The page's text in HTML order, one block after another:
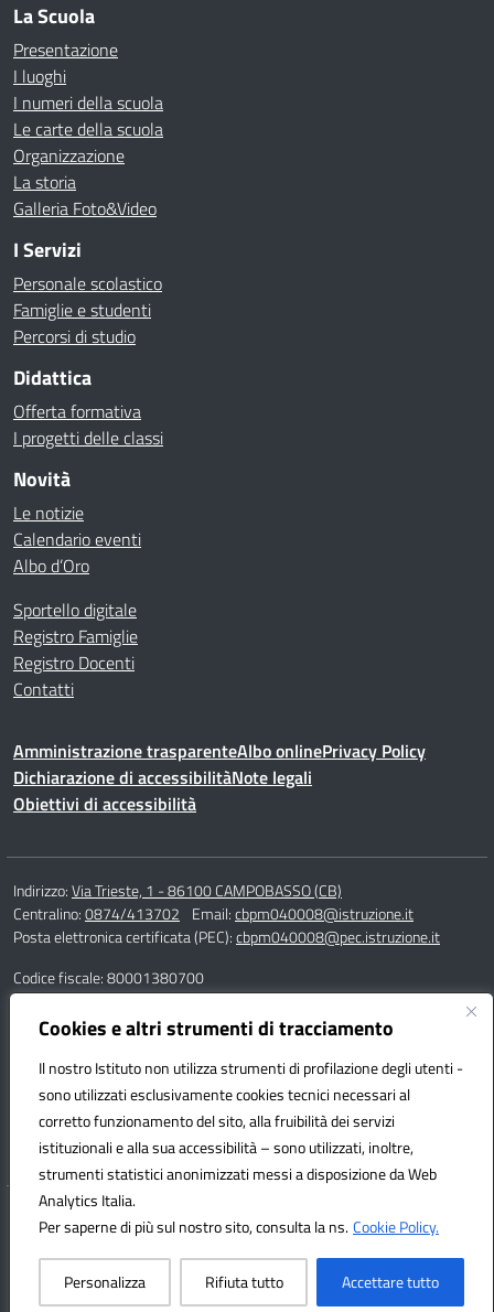
Cookies e altri strumenti di tracciamento
Il nostro Istituto non utilizza strumenti di profilazione degli utenti -
sono utilizzati esclusivamente cookies tecnici necessari al
corretto funzionamento del sito, alla fruibilità dei servizi
istituzionali e alla sua accessibilità – sono utilizzati, inoltre,
strumenti statistici anonimizzati messi a disposizione da Web
Analytics Italia.
Per saperne di più sul nostro sito, consulta la ns.Cookie Policy.
Personalizza Rifiuta tutto Accettare tutto
La Scuola
Presentazione
I luoghi
I numeri della scuola
Le carte della scuola
Organizzazione
La storia
Galleria Foto&Video
I Servizi
Personale scolastico
Famiglie e studenti
Percorsi di studio
Didattica
Offerta formativa
I progetti delle classi
Novità
Le notizie
Calendario eventi
Albo d’Oro
Sportello digitale
Registro Famiglie
Registro Docenti
Contatti
Amministrazione trasparenteAlbo onlinePrivacy Policy
Dichiarazione di accessibilitàNote legali
Obiettivi di accessibilità
Indirizzo:Via Trieste, 1 - 86100 CAMPOBASSO (CB)
Centralino:0874/413702 Email:cbpm040008@istruzione.it
Posta elettronica certificata (PEC):cbpm040008@pec.istruzione.it
Codice fiscale: 80001380700
Codice meccanografico:CBPM040008
Codice Indice delle Pubbliche Amministrazioni (IPA): istsc_cbpm040008
Responsabile della trasmissione e pubblicazione di documenti
informazioni e dati ex. Art. 10 d.lgs 33/2013 ss.mm.ii. – d.lgs 97/2016
dott.ssa Adelaide Villa
Hosting & Powered by 3D Solution S.r.l.
Concept & Design by Designers Italia